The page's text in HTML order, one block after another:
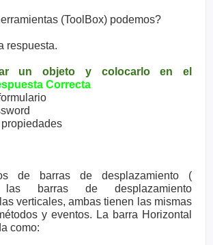
(ToolBox) podemos?
respuesta.
un objeto y colocarlo en el
Correcta
de barras de desplazamiento (
las barras de desplazamiento
verticales, ambas tienen las mismas
y eventos. La barra Horizontal
como: